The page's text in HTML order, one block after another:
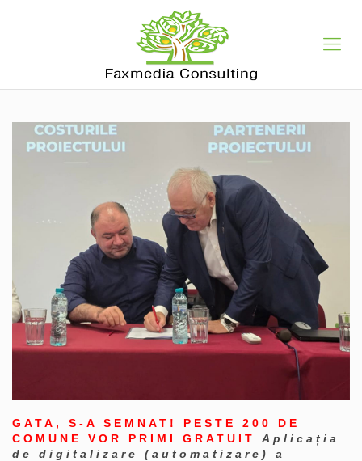
GATA, S-A SEMNAT! PESTE 200 DE
COMUNE VOR PRIMI GRATUIT Aplicația
de digitalizare (automatizare) a